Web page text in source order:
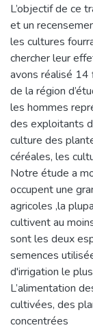
L’objectif de ce
et un
les cultures
chercher leur
avons réalisé 14
de la région
les hommes
des exploitants
culture des
céréales, les
Notre étude a
occupent une
agricoles ,la
cultivent au
sont les deux
semences
d'irrigation le
L’alimentation
cultivées, des
concentrées